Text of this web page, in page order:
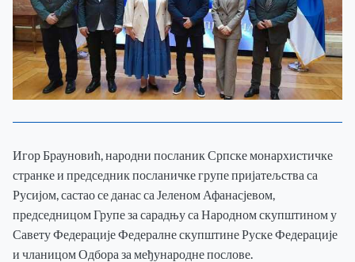
Игор Брауновић, народни посланик Српске монархистичке
странке и председник посланичке групе пријатељства са
Русијом, састао се данас са Јеленом Афанасјевом,
председницом Групе за сарадњу са Народном скупштином у
Савету Федерације Федералне скупштине Руске Федерације
и чланицом Одбора за међународне послове.